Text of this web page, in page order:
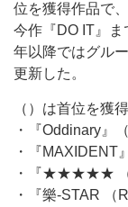
位を獲得作品で
今作『DO IT』
年以降ではグル
更新した。
（）は首位を獲
・『Oddinary』
・『MAXIDENT
・『★★★★★ （
・『樂-STAR （